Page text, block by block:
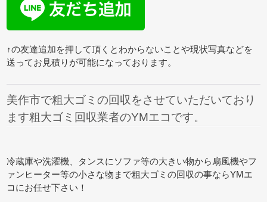
↑の友達追加を押して頂くとわからないことや現状写真などを
送ってお見積りが可能になっております。
美作市で粗大ゴミの回収をさせていただいており
ます粗大ゴミ回収業者のYMエコです。
冷蔵庫や洗濯機、タンスにソファ等の大きい物から扇風機やフ
ァンヒーター等の小さな物まで粗大ゴミの回収の事ならYMエ
コにお任せ下さい！